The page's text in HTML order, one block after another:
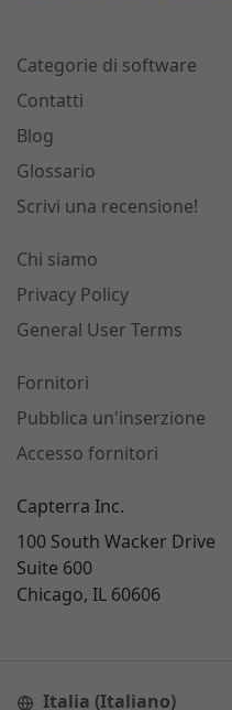
Categorie di software
Contatti
Blog
Glossario
Scrivi una recensione!
Chi siamo
Privacy Policy
General User Terms
Fornitori
Pubblica un'inserzione
Accesso fornitori
Capterra Inc.
100 South Wacker Drive
Suite 600
Chicago, IL 60606
Italia (Italiano)